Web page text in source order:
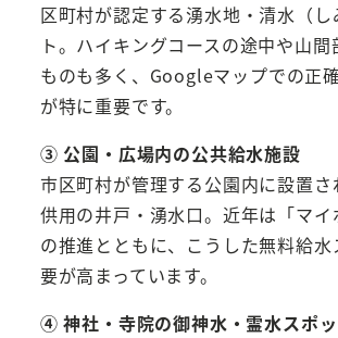
区町村が認定する湧水地・清水（し
ト。ハイキングコースの途中や山間
ものも多く、Googleマップでの正
が特に重要です。
③ 公園・広場内の公共給水施設
市区町村が管理する公園内に設置さ
供用の井戸・湧水口。近年は「マイ
の推進とともに、こうした無料給
要が高まっています。
④ 神社・寺院の御神水・霊水スポ